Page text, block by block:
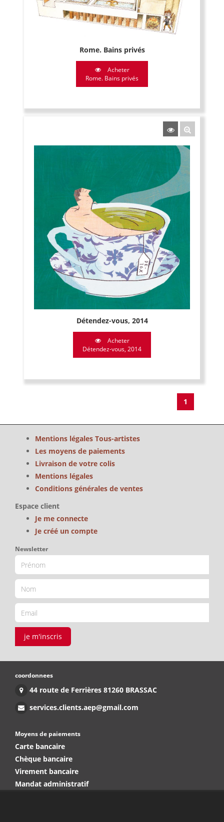
Rome. Bains privés
Acheter
Rome. Bains privés
Détendez-vous, 2014
Acheter
Détendez-vous, 2014
1
Mentions légales Tous-artistes
Les moyens de paiements
Livraison de votre colis
Mentions légales
Conditions générales de ventes
Espace client
Je me connecte
Je créé un compte
Newsletter
je m'inscris
coordonnees
44 route de Ferrières 81260 BRASSAC
services.clients.aep@gmail.com
Moyens de paiements
Carte bancaire
Chèque bancaire
Virement bancaire
Mandat administratif